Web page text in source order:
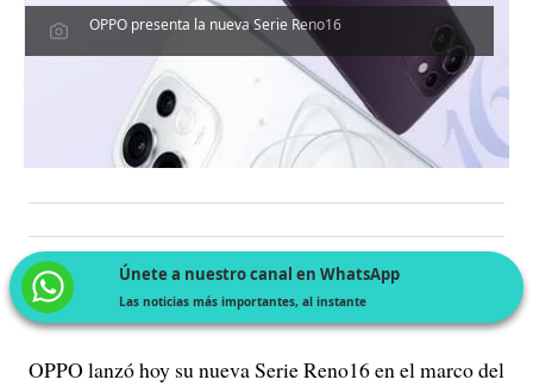
OPPO presenta la nueva Serie Reno16
Únete a nuestro canal en WhatsApp
Las noticias más importantes, al instante
OPPO lanzó hoy su nueva Serie Reno16 en el marco del